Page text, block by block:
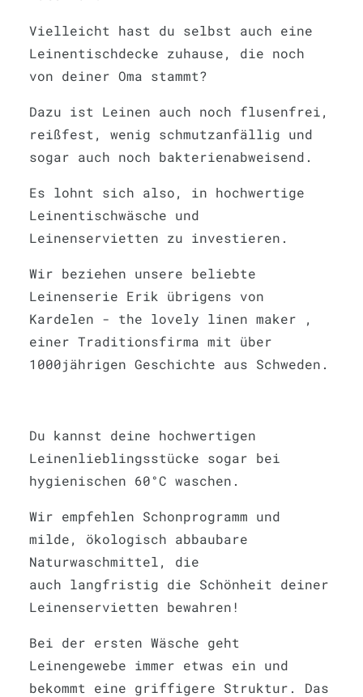
Vielleicht hast du selbst auch eine
Leinentischdecke zuhause, die noch
von deiner Oma stammt?
Dazu ist Leinen auch noch flusenfrei,
reißfest, wenig schmutzanfällig und
sogar auch noch bakterienabweisend.
Es lohnt sich also, in hochwertige
Leinentischwäsche und
Leinenservietten zu investieren.
Wir beziehen unsere beliebte
Leinenserie Erik übrigens von
Kardelen - the lovely linen maker ,
einer Traditionsfirma mit über
1000jährigen Geschichte aus Schweden.
Du kannst deine hochwertigen
Leinenlieblingsstücke sogar bei
hygienischen 60°C waschen.
Wir empfehlen Schonprogramm und
milde, ökologisch abbaubare
Naturwaschmittel, die
auch langfristig die Schönheit deiner
Leinenservietten bewahren!
Bei der ersten Wäsche geht
Leinengewebe immer etwas ein und
bekommt eine griffigere Struktur. Das